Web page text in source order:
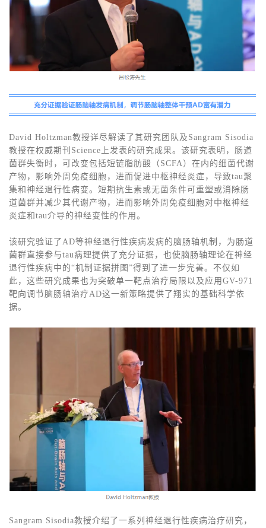
David Holtzman教授详尽解读了其研究团队及Sangram Sisodia
教授在权威期刊Science上发表的研究成果。该研究表明，肠道
菌群失衡时，可改变包括短链脂肪酸（SCFA）在内的细菌代谢
产物，影响外周免疫细胞，进而促进中枢神经炎症，导致tau聚
集和神经退行性病变。短期抗生素或无菌条件可重塑或消除肠
道菌群并减少其代谢产物，进而影响外周免疫细胞对中枢神经
炎症和tau介导的神经变性的作用。
该研究验证了AD等神经退行性疾病发病的脑肠轴机制，为肠道
菌群直接参与tau病理提供了充分证据，也使脑肠轴理论在神经
退行性疾病中的“机制证据拼图”得到了进一步完善。不仅如
此，这些研究成果也为突破单一靶点治疗局限以及应用GV-971
靶向调节脑肠轴治疗AD这一新策略提供了翔实的基础科学依
据。
Sangram Sisodia教授介绍了一系列神经退行性疾病治疗研究，